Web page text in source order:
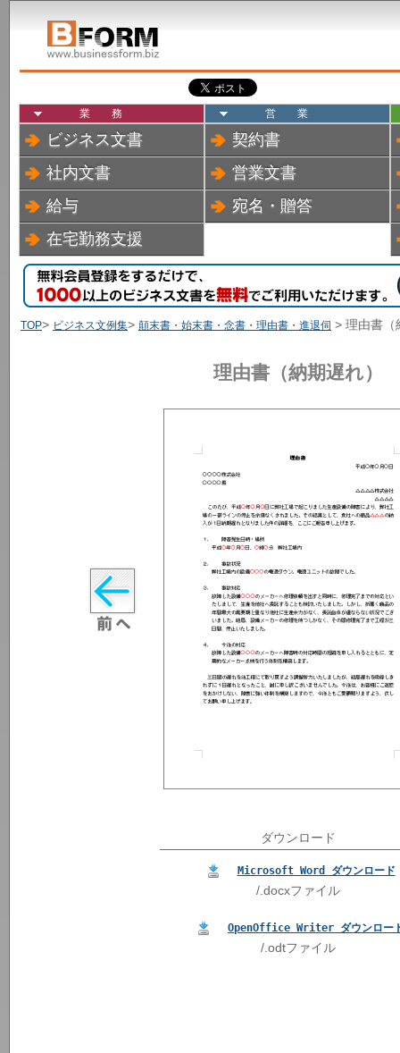
業務
ビジネス文書
社内文書
給与
在宅勤務支援
営業
契約書
営業文書
宛名・贈答
TOP> ビジネス文例集> 顛末書・始末書・念書・理由書・進退伺 > 理由書（
理由書（納期遅れ）
ダウンロード
Microsoft Word ダウンロード
/.docxファイル
OpenOffice Writer ダウンロー
/.odtファイル